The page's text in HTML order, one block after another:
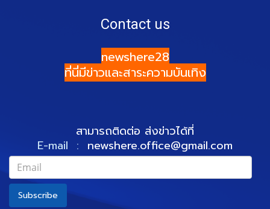
Contact us
newshere28
ที่นี่มีข่าวและสาระความบันเทิง
สามารถติดต่อ ส่งข่าวได้ที่
E-mail : newshere.office@gmail.com
Subscribe